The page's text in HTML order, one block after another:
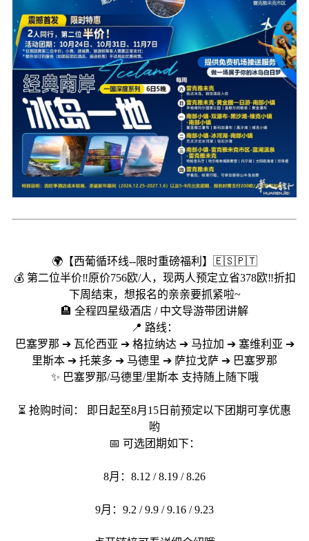
🌍【西葡循环线--限时重磅福利】🇪🇸🇵🇹
💰 第二位半价‼️原价756欧/人，现两人预定立省378欧‼️折扣
下周结束，想报名的亲亲要抓紧啦~
🏨 全程四星级酒店 / 中文导游带团讲解
📍 路线：
巴塞罗那 ➔ 瓦伦西亚 ➔ 格拉纳达 ➔ 马拉加 ➔ 塞维利亚 ➔
里斯本 ➔ 托莱多 ➔ 马德里 ➔ 萨拉戈萨 ➔ 巴塞罗那
✨ 巴塞罗那/马德里/里斯本 支持随上随下哦
⏳ 抢购时间： 即日起至8月15日前预定以下团期可享优惠
哟
📅 可选团期如下：
8月：8.12 / 8.19 / 8.26
9月：9.2 / 9.9 / 9.16 / 9.23